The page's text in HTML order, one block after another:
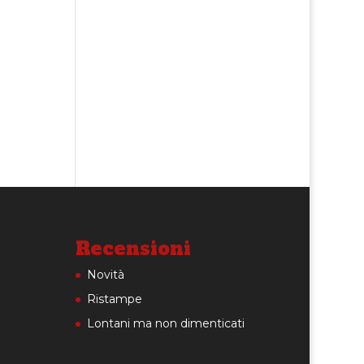
Recensioni
Novità
Ristampe
Lontani ma non dimenticati